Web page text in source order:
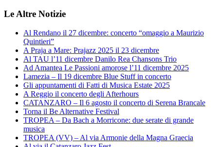
Le Altre Notizie
Al Rendano il 27 dicembre: concerto “omaggio a Maurizio
Quintieri”
A Praja a Mare: Prajazz 2025 il 23 dicembre
Al TAU l’11 dicembre Danilo Rea Chansons Trio
Ad Amantea Le Passioni amorose l’11 dicembre 2025
Lamezia – Il 19 dicembre Blue Stuff in concerto
Gli appuntamenti di Fatti di Musica Estate 2025
A Reggio il concerto degli Afterhours
CATANZARO – Il 6 agosto il concerto di Serena Brancale
Torna il Be Alternative Festival
TROPEA – Da Bach a Morricone: due serate di grande
musica
TROPEA (VV) – Al via Armonie della Magna Graecia